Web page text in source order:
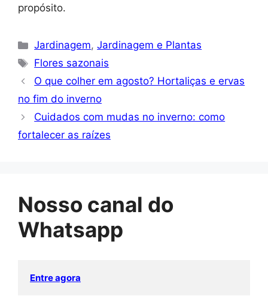
propósito.
Categorias
Jardinagem,Jardinagem e Plantas
Tags
Flores sazonais
O que colher em agosto? Hortaliças e ervas
no fim do inverno
Cuidados com mudas no inverno: como
fortalecer as raízes
Nosso canal do
Whatsapp
Entre agora